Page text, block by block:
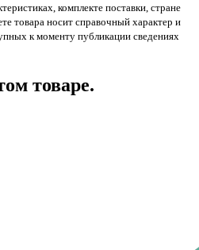
комплекте поставки, стране
товара носит справочный характер и
к моменту публикации сведениях
товаре.